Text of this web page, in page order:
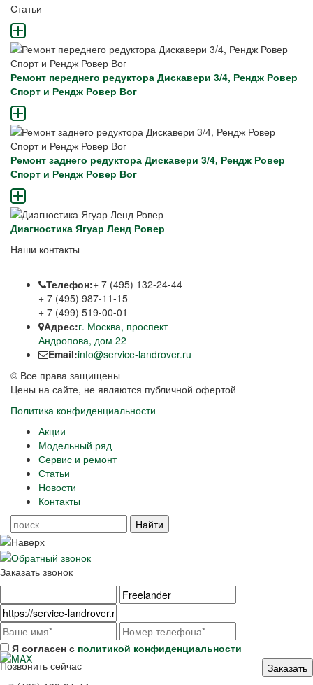
Статьи
Ремонт переднего редуктора Дискавери 3/4, Рендж Ровер
Спорт и Рендж Ровер Вог
Ремонт заднего редуктора Дискавери 3/4, Рендж Ровер
Спорт и Рендж Ровер Вог
Диагностика Ягуар Ленд Ровер
Наши контакты
Телефон:+ 7 (495) 132-24-44
+ 7 (495) 987-11-15
+ 7 (499) 519-00-01
Адрес:г. Москва, проспект
Андропова, дом 22
Email:info@service-landrover.ru
© Все права защищены
Цены на сайте, не являются публичной офертой
Политика конфиденциальности
Акции
Модельный ряд
Сервис и ремонт
Статьи
Новости
Контакты
Заказать звонок
Я согласен с политикой конфиденциальности
Позвонить сейчас